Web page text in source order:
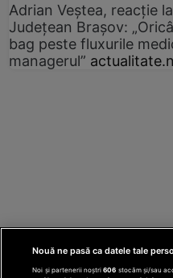
Adrian Veștea, reacție
Județean Brașov:
bag peste fluxurile
managerul”
Nouă ne pasă ca datele tale
Noi și partenerii noștri606 stocăm și/sau